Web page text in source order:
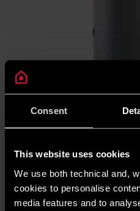
Consent
This website uses cookies
We use both technical and,
cookies to personalise
media features and to
MAXIS CKZ
Accumulo di acqua tecnica